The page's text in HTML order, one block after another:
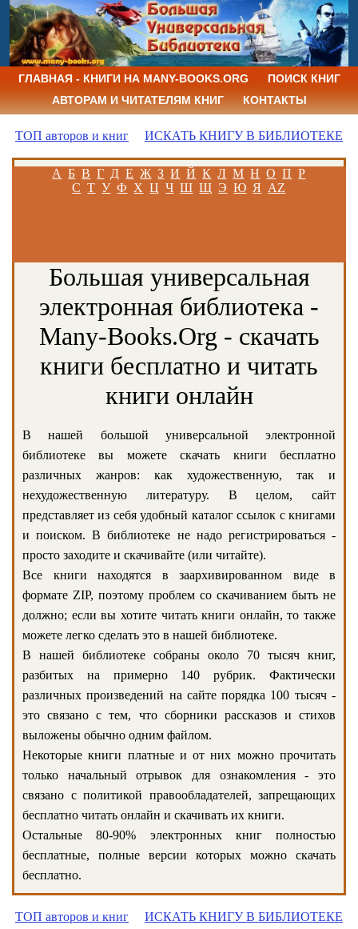
ГЛАВНАЯ - КНИГИ НА MANY-BOOKS.ORG
ПОИСК КНИГ
АВТОРАМ И ЧИТАТЕЛЯМ КНИГ
КОНТАКТЫ
ТОП авторов и книг ИСКАТЬ КНИГУ В БИБЛИОТЕКЕ
А Б В Г Д Е Ж З И Й К Л М Н О П Р
С Т У Ф Х Ц Ч Ш Щ Э Ю Я AZ
Большая универсальная
электронная библиотека -
Many-Books.Org - скачать
книги бесплатно и читать
книги онлайн
В нашей большой универсальной электронной
библиотеке вы можете скачать книги бесплатно
различных жанров: как художественную, так и
нехудожественную литературу. В целом, сайт
представляет из себя удобный каталог ссылок с книгами
и поиском. В библиотеке не надо регистрироваться -
просто заходите и скачивайте (или читайте).
Все книги находятся в заархивированном виде в
формате ZIP, поэтому проблем со скачиванием быть не
должно; если вы хотите читать книги онлайн, то также
можете легко сделать это в нашей библиотеке.
В нашей библиотеке собраны около 70 тысяч книг,
разбитых на примерно 140 рубрик. Фактически
различных произведений на сайте порядка 100 тысяч -
это связано с тем, что сборники рассказов и стихов
выложены обычно одним файлом.
Некоторые книги платные и от них можно прочитать
только начальный отрывок для ознакомления - это
связано с политикой правообладателей, запрещающих
бесплатно читать онлайн и скачивать их книги.
Остальные 80-90% электронных книг полностью
бесплатные, полные версии которых можно скачать
бесплатно.
ТОП авторов и книг ИСКАТЬ КНИГУ В БИБЛИОТЕКЕ